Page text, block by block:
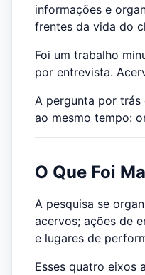
informações e
frentes da vida do
Foi um trabalho
por entrevista.
A pergunta por trás
ao mesmo tempo:
O Que Foi
A pesquisa se
acervos; ações de
e lugares de
Esses quatro eixos